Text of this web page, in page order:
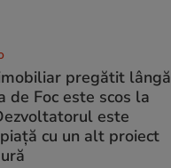
pregătit lângă
de Foc este scos la
este
cu un alt proiect